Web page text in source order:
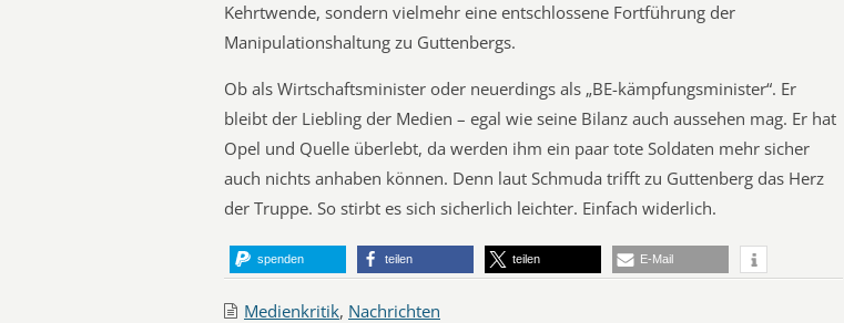
Kehrtwende, sondern vielmehr eine entschlossene Fortführung der
Manipulationshaltung zu Guttenbergs.
Ob als Wirtschaftsminister oder neuerdings als „BE-kämpfungsminister“. Er
bleibt der Liebling der Medien – egal wie seine Bilanz auch aussehen mag. Er hat
Opel und Quelle überlebt, da werden ihm ein paar tote Soldaten mehr sicher
auch nichts anhaben können. Denn laut Schmuda trifft zu Guttenberg das Herz
der Truppe. So stirbt es sich sicherlich leichter. Einfach widerlich.
spenden teilen teilen E-Mail
Medienkritik, Nachrichten